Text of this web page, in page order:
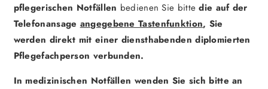
pflegerischen Notfällen bedienen Sie bitte die auf der
Telefonansage angegebene Tastenfunktion, Sie
werden direkt mit einer diensthabenden diplomierten
Pflegefachperson verbunden.
In medizinischen Notfällen wenden Sie sich bitte an